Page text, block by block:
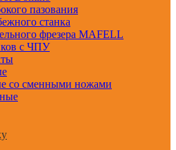
пазования
станка
фрезера MAFELL
с ЧПУ
со сменными ножами